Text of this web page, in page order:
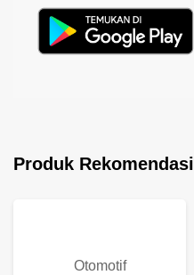
Produk Rekomendasi
Otomotif